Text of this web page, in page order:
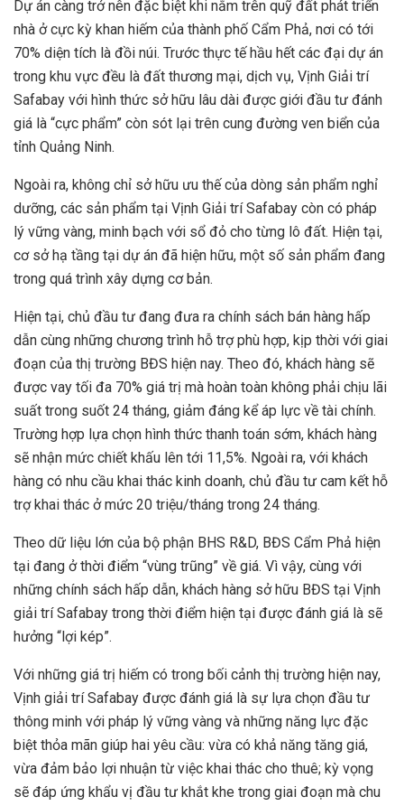
Dự án càng trở nên đặc biệt khi nằm trên quỹ đất phát triển
nhà ở cực kỳ khan hiếm của thành phố Cẩm Phả, nơi có tới
70% diện tích là đồi núi. Trước thực tế hầu hết các đại dự án
trong khu vực đều là đất thương mại, dịch vụ, Vịnh Giải trí
Safabay với hình thức sở hữu lâu dài được giới đầu tư đánh
giá là “cực phẩm” còn sót lại trên cung đường ven biển của
tỉnh Quảng Ninh.
Ngoài ra, không chỉ sở hữu ưu thế của dòng sản phẩm nghỉ
dưỡng, các sản phẩm tại Vịnh Giải trí Safabay còn có pháp
lý vững vàng, minh bạch với sổ đỏ cho từng lô đất. Hiện tại,
cơ sở hạ tầng tại dự án đã hiện hữu, một số sản phẩm đang
trong quá trình xây dựng cơ bản.
Hiện tại, chủ đầu tư đang đưa ra chính sách bán hàng hấp
dẫn cùng những chương trình hỗ trợ phù hợp, kịp thời với giai
đoạn của thị trường BĐS hiện nay. Theo đó, khách hàng sẽ
được vay tối đa 70% giá trị mà hoàn toàn không phải chịu lãi
suất trong suốt 24 tháng, giảm đáng kể áp lực về tài chính.
Trường hợp lựa chọn hình thức thanh toán sớm, khách hàng
sẽ nhận mức chiết khấu lên tới 11,5%. Ngoài ra, với khách
hàng có nhu cầu khai thác kinh doanh, chủ đầu tư cam kết hỗ
trợ khai thác ở mức 20 triệu/tháng trong 24 tháng.
Theo dữ liệu lớn của bộ phận BHS R&D, BĐS Cẩm Phả hiện
tại đang ở thời điểm “vùng trũng” về giá. Vì vậy, cùng với
những chính sách hấp dẫn, khách hàng sở hữu BĐS tại Vịnh
giải trí Safabay trong thời điểm hiện tại được đánh giá là sẽ
hưởng “lợi kép”.
Với những giá trị hiếm có trong bối cảnh thị trường hiện nay,
Vịnh giải trí Safabay được đánh giá là sự lựa chọn đầu tư
thông minh với pháp lý vững vàng và những năng lực đặc
biệt thỏa mãn giúp hai yêu cầu: vừa có khả năng tăng giá,
vừa đảm bảo lợi nhuận từ việc khai thác cho thuê; kỳ vọng
sẽ đáp ứng khẩu vị đầu tư khắt khe trong giai đoạn mà chu